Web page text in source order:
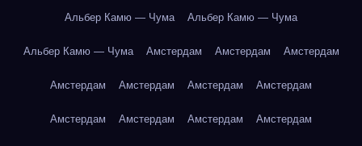
Альбер Камю — Чума Альбер Камю — Чума
Альбер Камю — Чума Амстердам Амстердам Амстердам
Амстердам Амстердам Амстердам Амстердам
Амстердам Амстердам Амстердам Амстердам